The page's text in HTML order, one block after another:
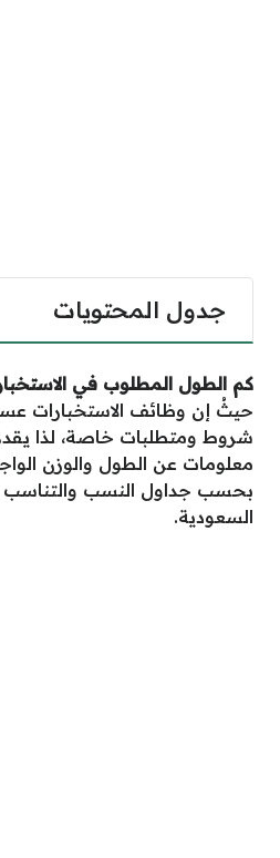
جدول المحتويات
كم الطول المطلوب في
حيثُ إن وظائف الاستخبارات
شروط ومتطلبات خاصة، لذا
معلومات عن الطول والوزن
بحسب جداول النسب والتناسب
السعودية.